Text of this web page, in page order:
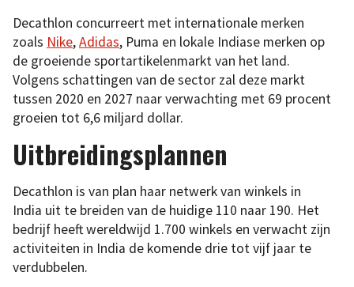
Decathlon concurreert met internationale merken
zoals Nike,Adidas, Puma en lokale Indiase merken op
de groeiende sportartikelenmarkt van het land.
Volgens schattingen van de sector zal deze markt
tussen 2020 en 2027 naar verwachting met 69 procent
groeien tot 6,6 miljard dollar.
Uitbreidingsplannen
Decathlon is van plan haar netwerk van winkels in
India uit te breiden van de huidige 110 naar 190. Het
bedrijf heeft wereldwijd 1.700 winkels en verwacht zijn
activiteiten in India de komende drie tot vijf jaar te
verdubbelen.